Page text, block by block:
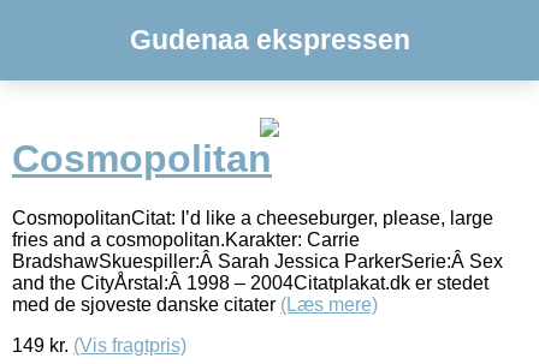
Gudenaa ekspressen
Cosmopolitan
CosmopolitanCitat: I’d like a cheeseburger, please, large
fries and a cosmopolitan.Karakter: Carrie
BradshawSkuespiller:Â Sarah Jessica ParkerSerie:Â Sex
and the CityÅrstal:Â 1998 – 2004Citatplakat.dk er stedet
med de sjoveste danske citater (Læs mere)
149 kr. (Vis fragtpris)